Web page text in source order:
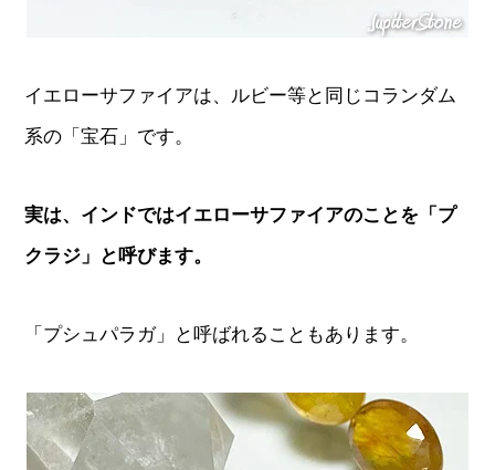
イエローサファイアは、ルビー等と同じコランダム
系の「宝石」です。
実は、インドではイエローサファイアのことを「プ
クラジ」と呼びます。
「プシュパラガ」と呼ばれることもあります。